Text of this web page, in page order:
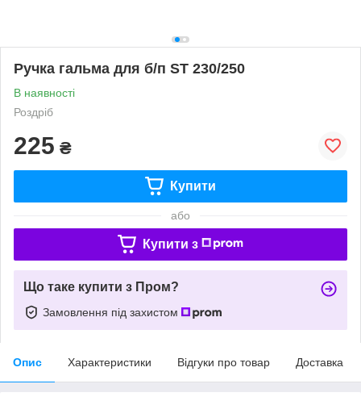
Ручка гальма для б/п ST 230/250
В наявності
Роздріб
225 ₴
Купити
або
Купити з
Що таке купити з Пром?
Замовлення під захистом
Опис Характеристики Відгуки про товар Доставка